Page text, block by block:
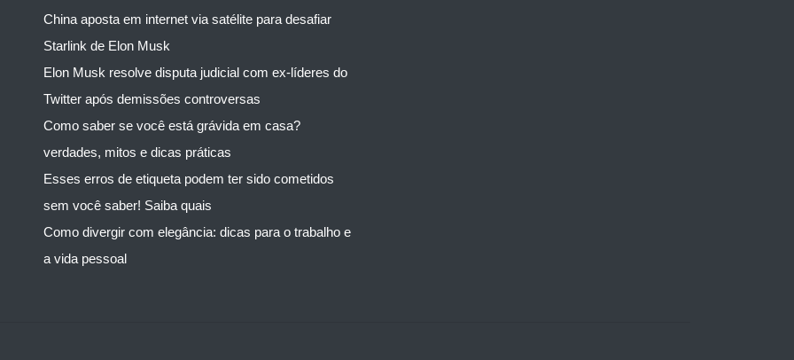
China aposta em internet via satélite para desafiar
Starlink de Elon Musk
Elon Musk resolve disputa judicial com ex-líderes do
Twitter após demissões controversas
Como saber se você está grávida em casa?
verdades, mitos e dicas práticas
Esses erros de etiqueta podem ter sido cometidos
sem você saber! Saiba quais
Como divergir com elegância: dicas para o trabalho e
a vida pessoal